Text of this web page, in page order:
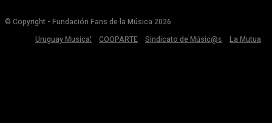
© Copyright - Fundación Fans de la Música 2026
Uruguay Musical
COOPARTE Sindicato de Músic@s La Mutua